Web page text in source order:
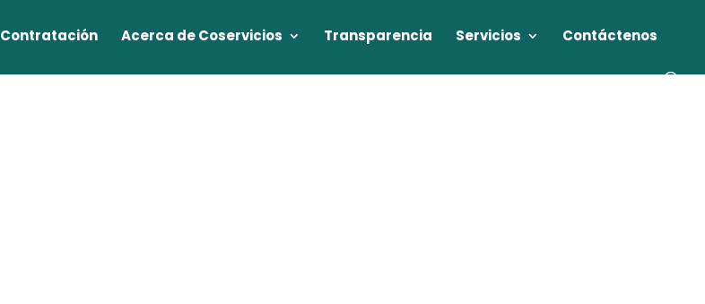
Contratación Acerca de Coservicios Transparencia Servicios Contáctenos